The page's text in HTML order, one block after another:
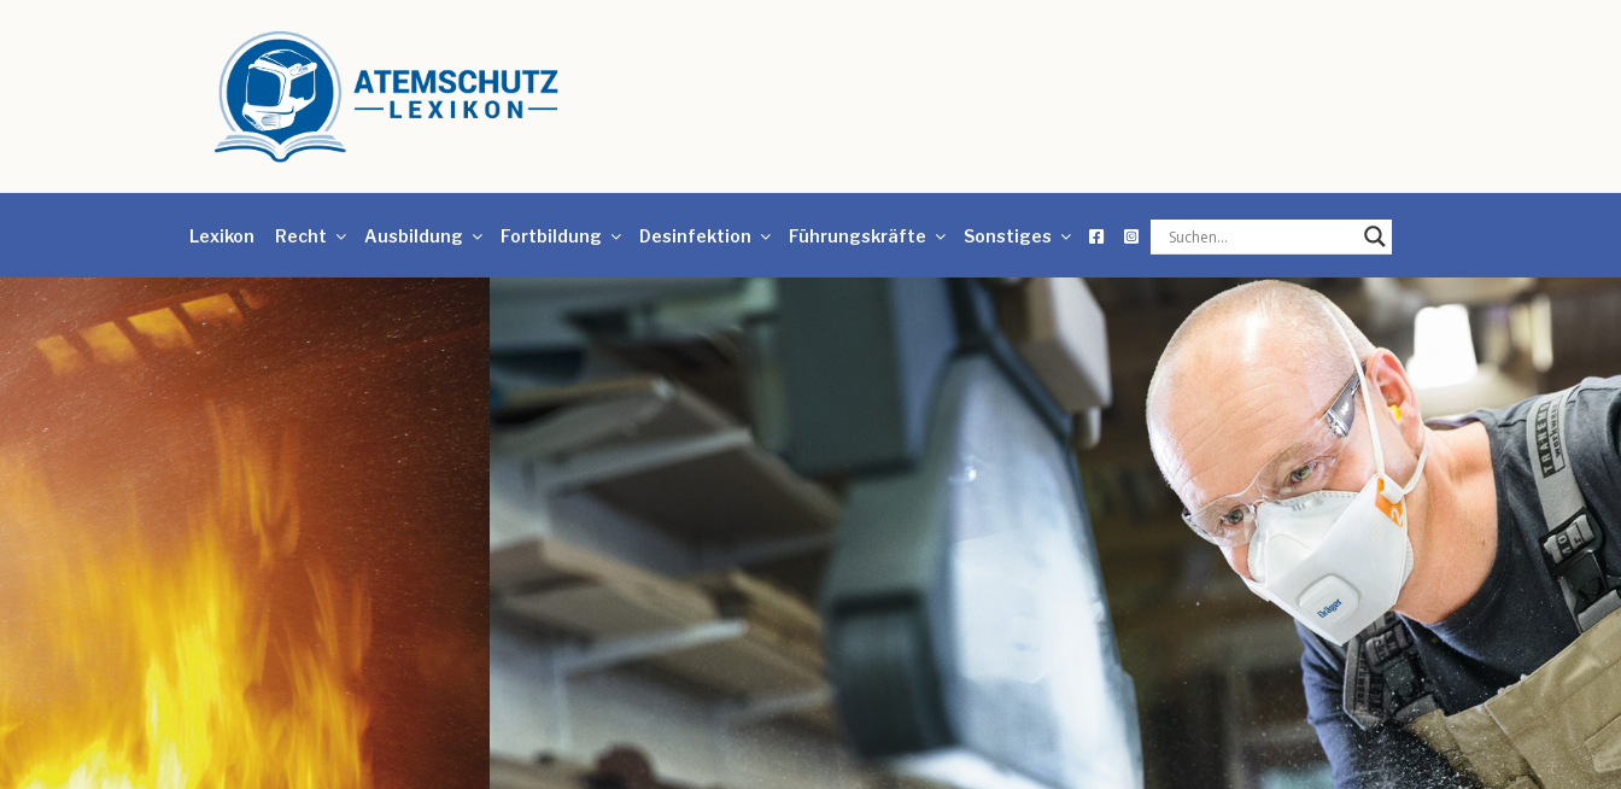
Lexikon Recht Ausbildung Fortbildung Desinfektion Führungskräfte Sonstiges